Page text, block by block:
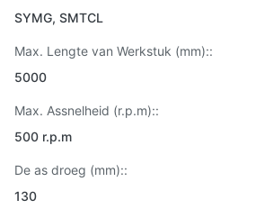
SYMG, SMTCL
Max. Lengte van Werkstuk (mm)::
5000
Max. Assnelheid (r.p.m)::
500 r.p.m
De as droeg (mm)::
130